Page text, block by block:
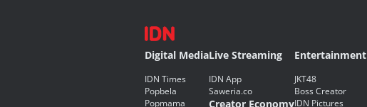
Digital Media
IDN Times
Popbela
Popmama
Live Streaming
IDN App
Saweria.co
Creator Economy
Entertainment
JKT48
Boss Creator
IDN Pictures